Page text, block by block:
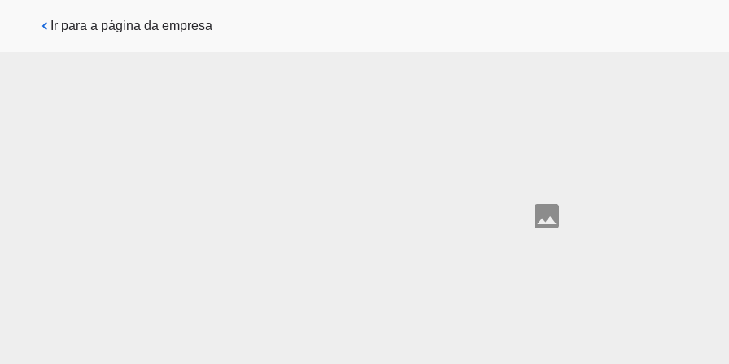
Pular para o conteúdo principal
Ir para a página da empresa